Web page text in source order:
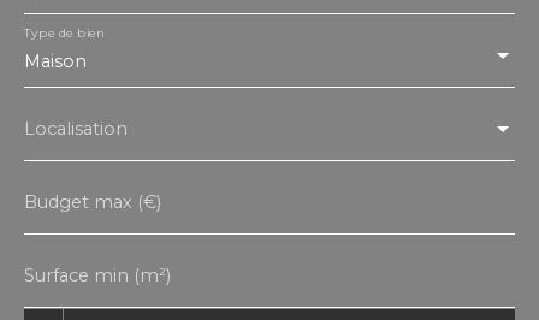
Maison
Type de bien
Localisation
Budget max (€)
Surface min (m²)